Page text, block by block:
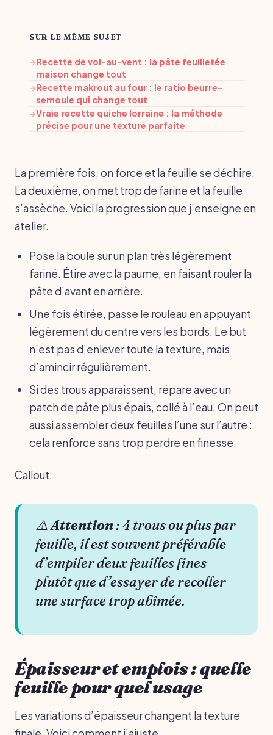
SUR LE MÊME SUJET
→Recette de vol-au-vent : la pâte feuilletée
maison change tout
→Recette makrout au four : le ratio beurre-
semoule qui change tout
→Vraie recette quiche lorraine : la méthode
précise pour une texture parfaite
La première fois, on force et la feuille se déchire.
La deuxième, on met trop de farine et la feuille
s’assèche. Voici la progression que j’enseigne en
atelier.
Pose la boule sur un plan très légèrement
fariné. Étire avec la paume, en faisant rouler la
pâte d’avant en arrière.
Une fois étirée, passe le rouleau en appuyant
légèrement du centre vers les bords. Le but
n’est pas d’enlever toute la texture, mais
d’amincir régulièrement.
Si des trous apparaissent, répare avec un
patch de pâte plus épais, collé à l’eau. On peut
aussi assembler deux feuilles l’une sur l’autre :
cela renforce sans trop perdre en finesse.
Callout:
⚠️Attention: 4 trous ou plus par
feuille, il est souvent préférable
d’empiler deux feuilles fines
plutôt que d’essayer de recoller
une surface trop abîmée.
Épaisseur et emplois : quelle
feuille pour quel usage
Les variations d’épaisseur changent la texture